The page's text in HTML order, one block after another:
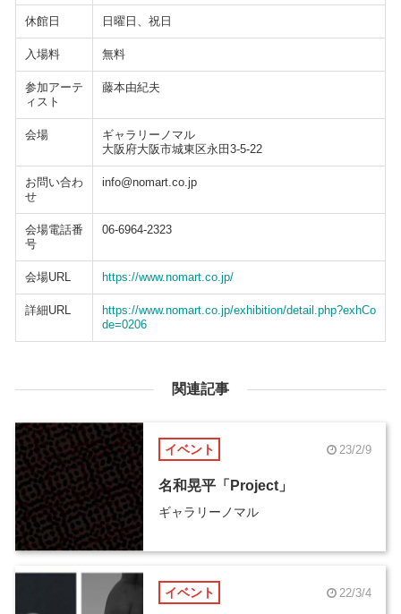
休館日 日曜日、祝日
入場料 無料
参加アーテ
ィスト
藤本由紀夫
会場
ギャラリーノマル
大阪府大阪市城東区永田3-5-22
お問い合わ
せ
info@nomart.co.jp
会場電話番
号
06-6964-2323
会場URL https://www.nomart.co.jp/
詳細URL
https://www.nomart.co.jp/exhibition/detail.php?exhCo
de=0206
関連記事
イベント 23/2/9
名和晃平「Project」
ギャラリーノマル
イベント 22/3/4